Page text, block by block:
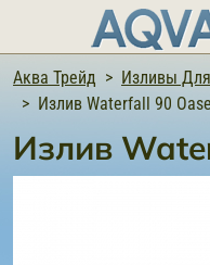
Аква Трейд
Изливы
Излив Waterfall 90 Oase
Излив